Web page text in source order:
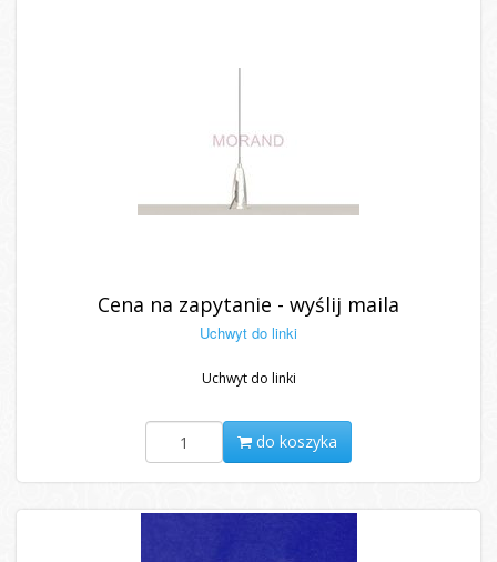
Cena na zapytanie - wyślij maila
Uchwyt do linki
Uchwyt do linki
do koszyka